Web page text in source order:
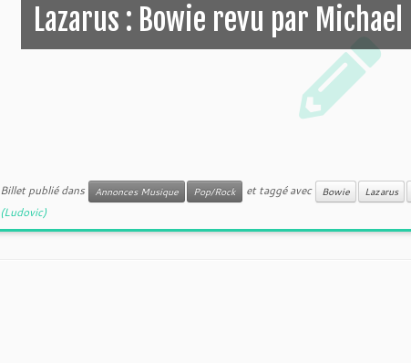
Lazarus : Bowie revu par Michael
Billet publié dans Annonces Musique Pop/Rock et taggé avec Bowie Lazarus
(Ludovic)